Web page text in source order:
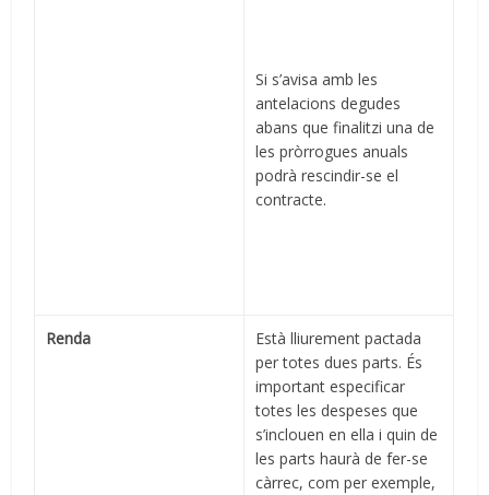
Si s’avisa amb les
antelacions degudes
abans que finalitzi una de
les pròrrogues anuals
podrà rescindir-se el
contracte.
Renda
Està lliurement pactada
per totes dues parts. És
important especificar
totes les despeses que
s’inclouen en ella i quin de
les parts haurà de fer-se
càrrec, com per exemple,